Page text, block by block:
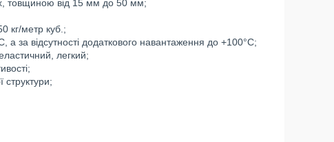
товщиною від 15 мм до 50 мм;
кг/метр куб.;
за відсутності додаткового навантаження до +100°С;
легкий;